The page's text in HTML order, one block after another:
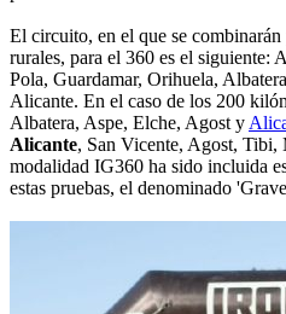
El circuito, en el que se combinarán
rurales, para el 360 es el siguiente:
Pola, Guardamar, Orihuela,
Alicante. En el caso de los 200
Albatera, Aspe, Elche, Agost y
Alicante, San Vicente, Agost, Tibi,
modalidad IG360 ha sido incluida
estas pruebas, el denominado